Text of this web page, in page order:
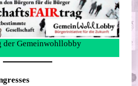
der Gemeinwohllobby